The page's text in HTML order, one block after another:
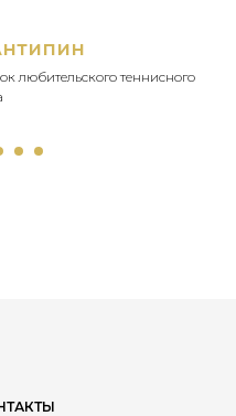
любительского теннисного